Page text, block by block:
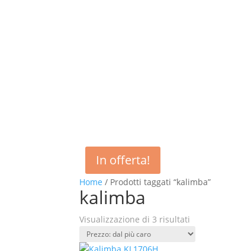
Home / Prodotti taggati “kalimba”
kalimba
Visualizzazione di 3 risultati
dal
In offerta!